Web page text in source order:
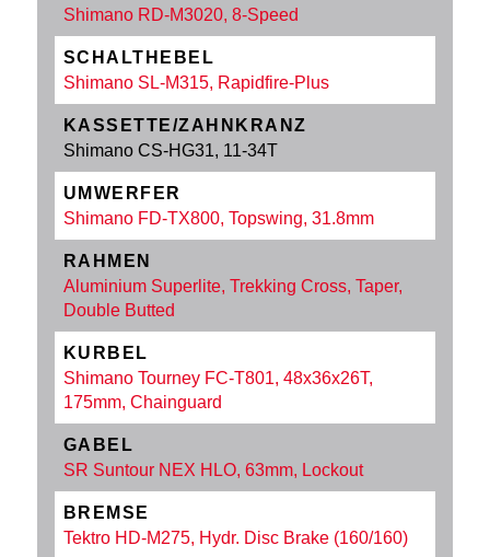
Shimano RD-M3020, 8-Speed
SCHALTHEBEL
Shimano SL-M315, Rapidfire-Plus
KASSETTE/ZAHNKRANZ
Shimano CS-HG31, 11-34T
UMWERFER
Shimano FD-TX800, Topswing, 31.8mm
RAHMEN
Aluminium Superlite, Trekking Cross, Taper,
Double Butted
KURBEL
Shimano Tourney FC-T801, 48x36x26T,
175mm, Chainguard
GABEL
SR Suntour NEX HLO, 63mm, Lockout
BREMSE
Tektro HD-M275, Hydr. Disc Brake (160/160)